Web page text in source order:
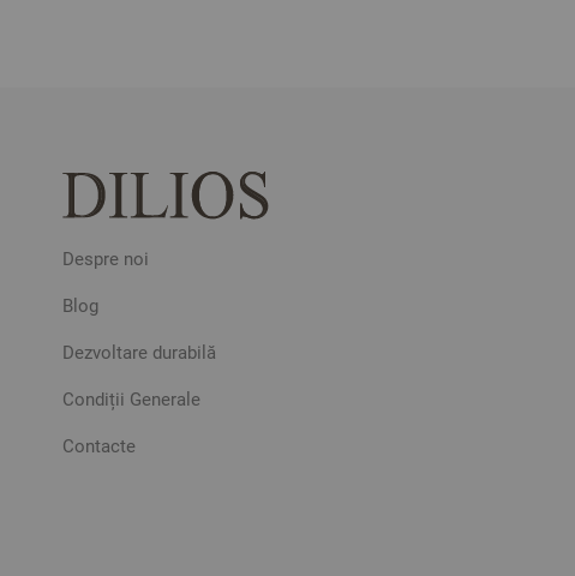
Despre noi
Blog
Dezvoltare durabilă
Condiții Generale
Contacte